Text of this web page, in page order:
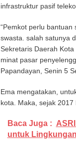
infrastruktur pasif
“Pemkot perlu
swasta. salah satunya
Sekretaris Daerah
minat pasar
Papandayan, Senin 5
Ema mengatakan,
kota. Maka, sejak 2017
Baca Juga :
untuk